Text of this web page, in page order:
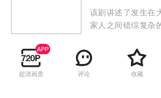
该剧讲述了发生在
家人之间错综复杂
的人物则穿插其间
的“幸福”故事。
超清画质 评论 收藏